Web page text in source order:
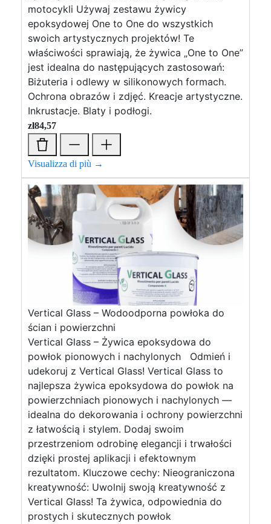
motocykli Używaj zestawu żywicy
epoksydowej One to One do wszystkich
swoich artystycznych projektów! Te
właściwości sprawiają, że żywica „One to One”
jest idealna do następujących zastosowań:
Biżuteria i odlewy w silikonowych formach.
Ochrona obrazów i zdjęć. Kreacje artystyczne.
Inkrustacje. Blaty i podłogi.
zł84,57
Visualizza di più →
Vertical Glass – Wodoodporna powłoka do
ścian i powierzchni
Vertical Glass – Żywica epoksydowa do
powłok pionowych i nachylonych Odmień i
udekoruj z Vertical Glass! Vertical Glass to
najlepsza żywica epoksydowa do powłok na
powierzchniach pionowych i nachylonych —
idealna do dekorowania i ochrony powierzchni
z łatwością i stylem. Dodaj swoim
przestrzeniom odrobinę elegancji i trwałości
dzięki prostej aplikacji i efektownym
rezultatom. Kluczowe cechy: Nieograniczona
kreatywność: Uwolnij swoją kreatywność z
Vertical Glass! Ta żywica, odpowiednia do
prostych i skutecznych powłok